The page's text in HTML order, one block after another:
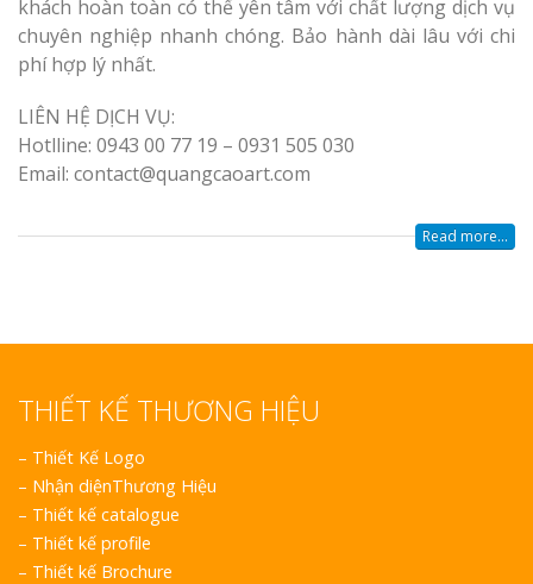
khách hoàn toàn có thể yên tâm với chất lượng dịch vụ
chuyên nghiệp nhanh chóng. Bảo hành dài lâu với chi
phí hợp lý nhất.
LIÊN HỆ DỊCH VỤ:
Hotlline: 0943 00 77 19 – 0931 505 030
Email: contact@quangcaoart.com
Read more...
THIẾT KẾ THƯƠNG HIỆU
– Thiết Kế Logo
– Nhận diệnThương Hiệu
– Thiết kế catalogue
– Thiết kế profile
– Thiết kế Brochure